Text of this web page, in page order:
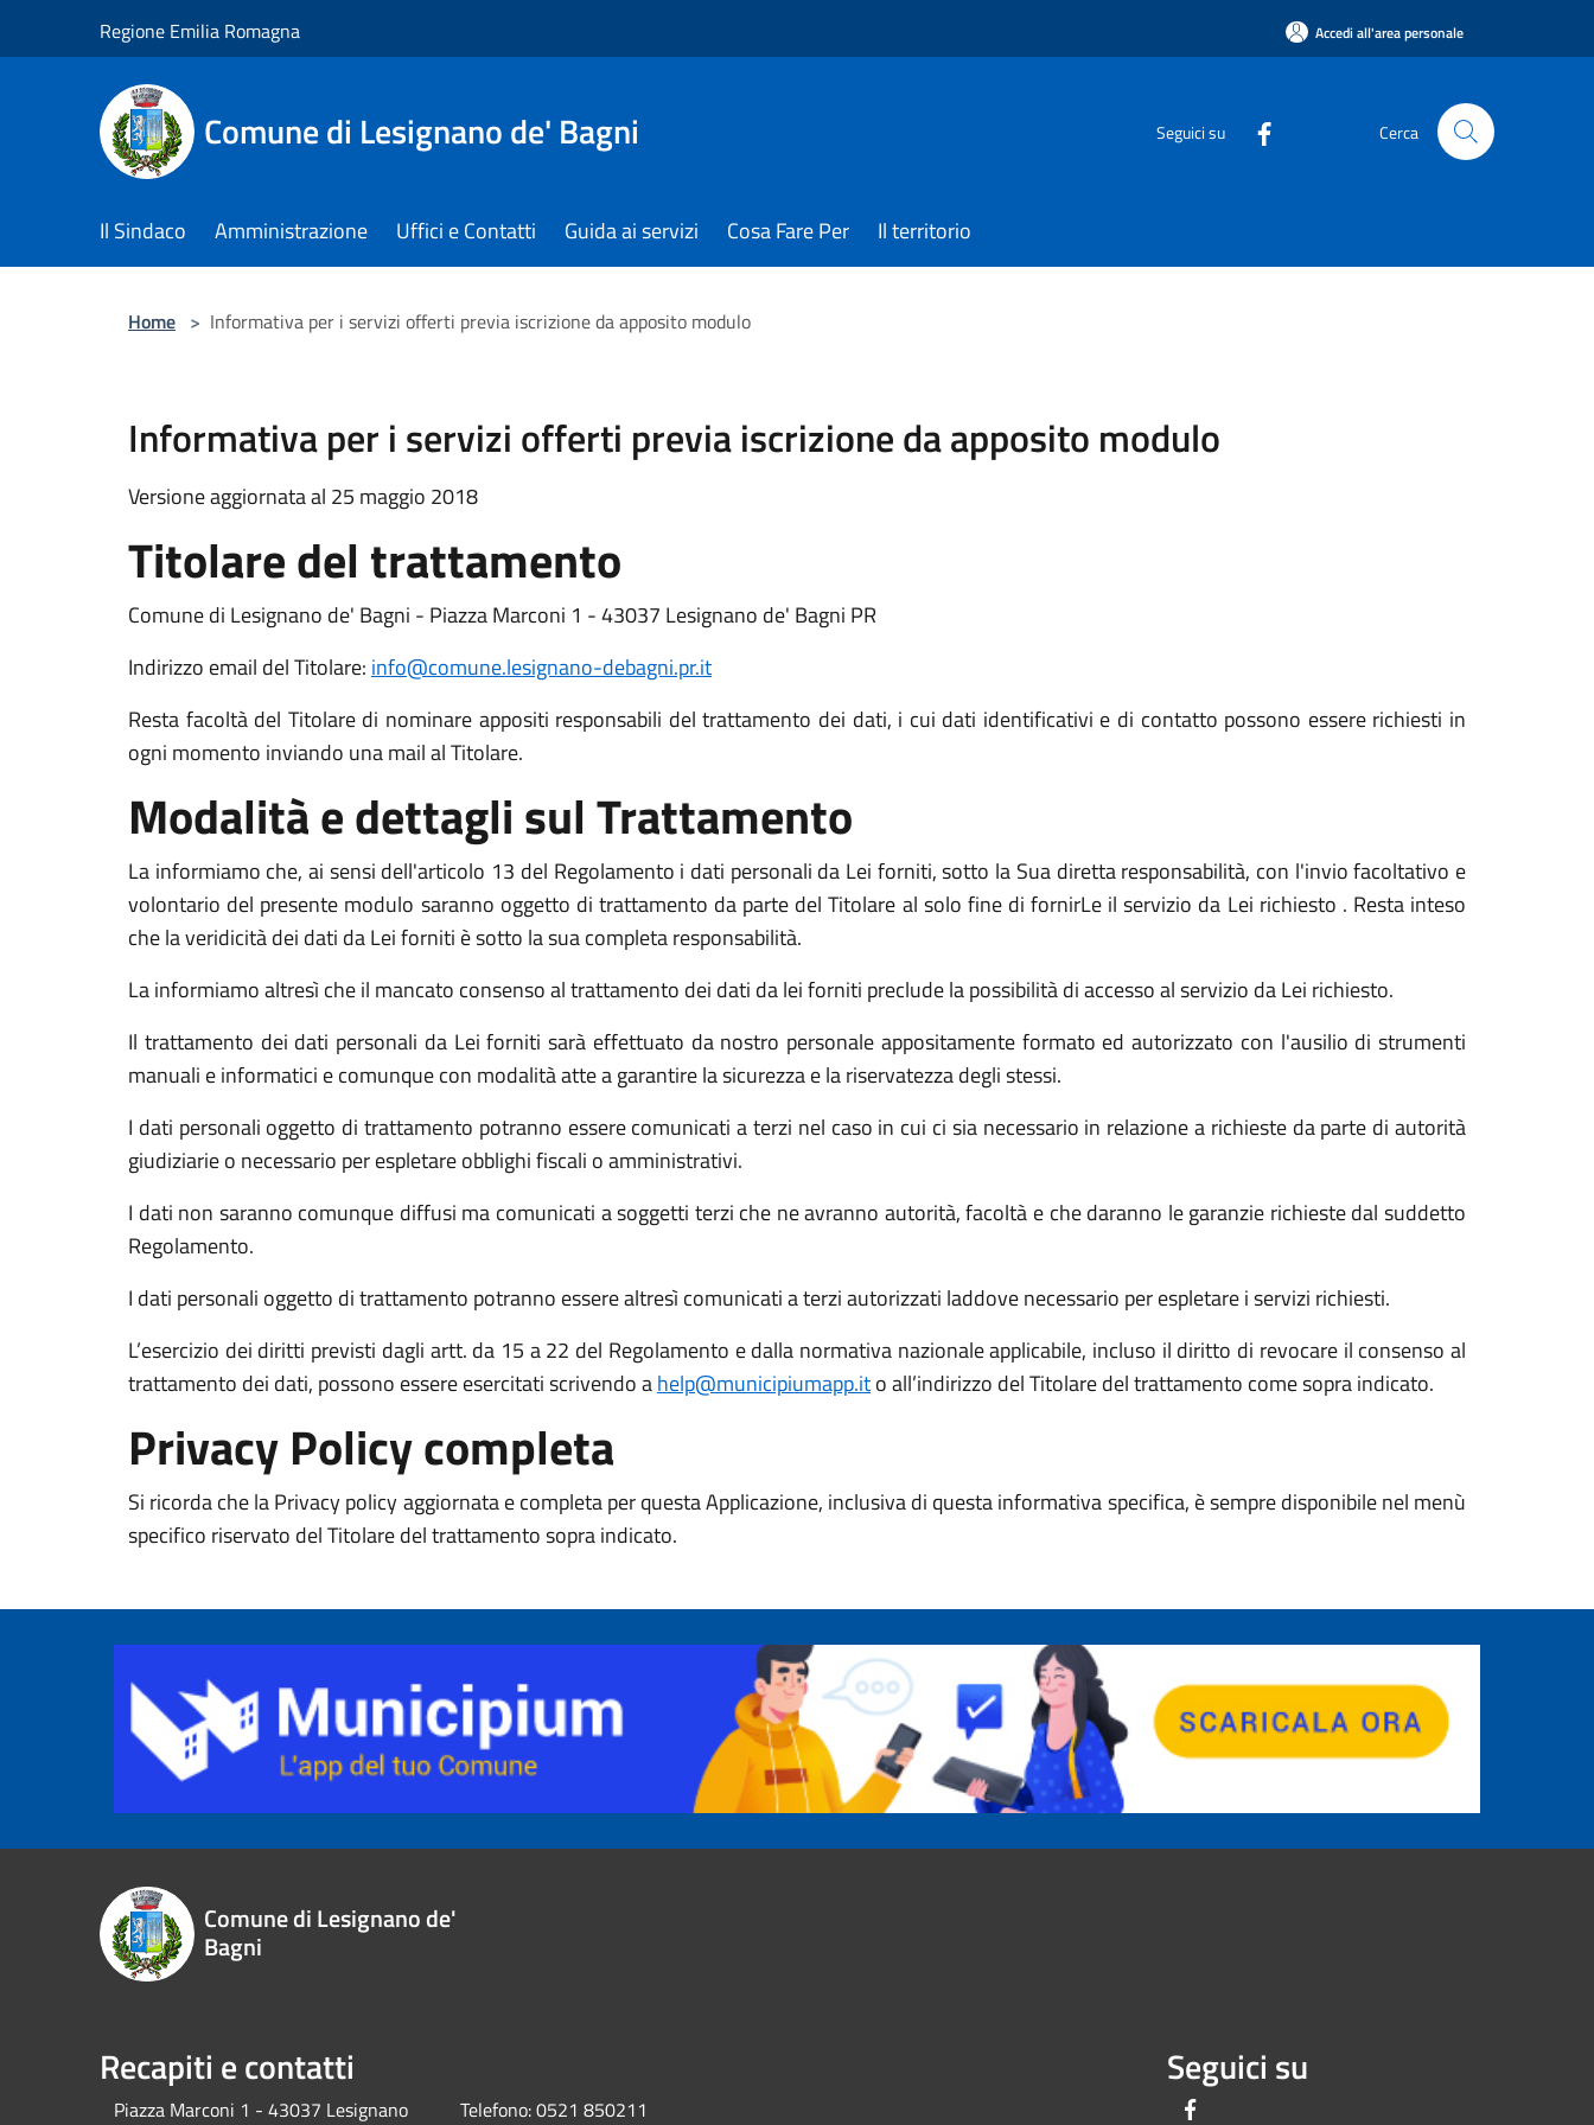
Regione Emilia Romagna Accedi all'area personale
Comune di Lesignano de' Bagni Seguici su Cerca
Il Sindaco Amministrazione Uffici e Contatti Guida ai servizi Cosa Fare Per Il territorio
Home > Informativa per i servizi offerti previa iscrizione da apposito modulo
Informativa per i servizi offerti previa iscrizione da apposito modulo
Versione aggiornata al 25 maggio 2018
Titolare del trattamento
Comune di Lesignano de' Bagni - Piazza Marconi 1 - 43037 Lesignano de' Bagni PR
Indirizzo email del Titolare: info@comune.lesignano-debagni.pr.it
Resta facoltà del Titolare di nominare appositi responsabili del trattamento dei dati, i cui dati identificativi e di contatto possono essere richiesti in
ogni momento inviando una mail al Titolare.
Modalità e dettagli sul Trattamento
La informiamo che, ai sensi dell'articolo 13 del Regolamento i dati personali da Lei forniti, sotto la Sua diretta responsabilità, con l'invio facoltativo e
volontario del presente modulo saranno oggetto di trattamento da parte del Titolare al solo fine di fornirLe il servizio da Lei richiesto . Resta inteso
che la veridicità dei dati da Lei forniti è sotto la sua completa responsabilità.
La informiamo altresì che il mancato consenso al trattamento dei dati da lei forniti preclude la possibilità di accesso al servizio da Lei richiesto.
Il trattamento dei dati personali da Lei forniti sarà effettuato da nostro personale appositamente formato ed autorizzato con l'ausilio di strumenti
manuali e informatici e comunque con modalità atte a garantire la sicurezza e la riservatezza degli stessi.
I dati personali oggetto di trattamento potranno essere comunicati a terzi nel caso in cui ci sia necessario in relazione a richieste da parte di autorità
giudiziarie o necessario per espletare obblighi fiscali o amministrativi.
I dati non saranno comunque diffusi ma comunicati a soggetti terzi che ne avranno autorità, facoltà e che daranno le garanzie richieste dal suddetto
Regolamento.
I dati personali oggetto di trattamento potranno essere altresì comunicati a terzi autorizzati laddove necessario per espletare i servizi richiesti.
L’esercizio dei diritti previsti dagli artt. da 15 a 22 del Regolamento e dalla normativa nazionale applicabile, incluso il diritto di revocare il consenso al
trattamento dei dati, possono essere esercitati scrivendo ahelp@municipiumapp.ito all’indirizzo del Titolare del trattamento come sopra indicato.
Privacy Policy completa
Si ricorda che la Privacy policy aggiornata e completa per questa Applicazione, inclusiva di questa informativa specifica, è sempre disponibile nel menù
specifico riservato del Titolare del trattamento sopra indicato.
Comune di Lesignano de'
Bagni
Recapiti e contatti
Piazza Marconi 1 - 43037 Lesignano
Telefono:0521 850211
Seguici su